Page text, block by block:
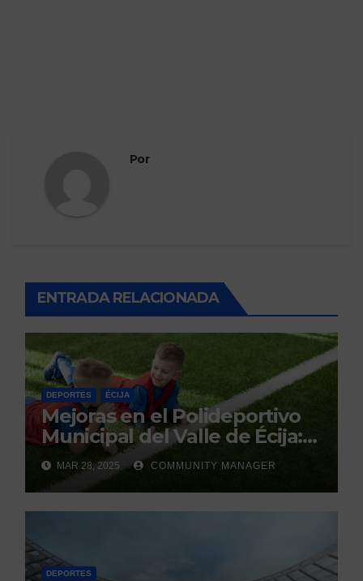
Por
ENTRADA RELACIONADA
DEPORTES ÉCIJA
Mejoras en el Polideportivo
Municipal del Valle de Écija:
Renovación y Mantenimiento
Continuo.
MAR 28, 2025 COMMUNITY MANAGER
DEPORTES